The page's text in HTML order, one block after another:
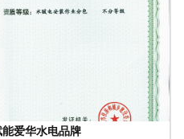
爱华水电品牌